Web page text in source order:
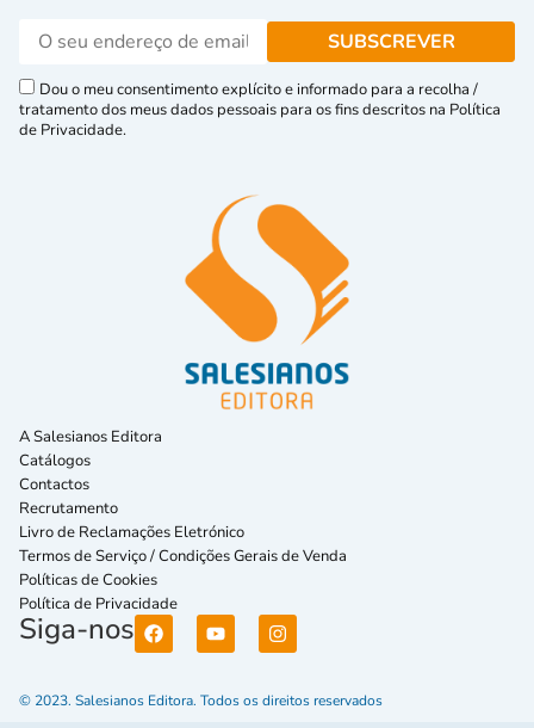
Dou o meu consentimento explícito e informado para a recolha /
tratamento dos meus dados pessoais para os fins descritos na Política
de Privacidade.
A Salesianos Editora
Catálogos
Contactos
Recrutamento
Livro de Reclamações Eletrónico
Termos de Serviço / Condições Gerais de Venda
Políticas de Cookies
Política de Privacidade
Siga-nos
© 2023. Salesianos Editora. Todos os direitos reservados